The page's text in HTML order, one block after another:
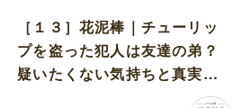
［１３］花泥棒｜チューリッ
プを盗った犯人は友達の弟？
疑いたくない気持ちと真実の